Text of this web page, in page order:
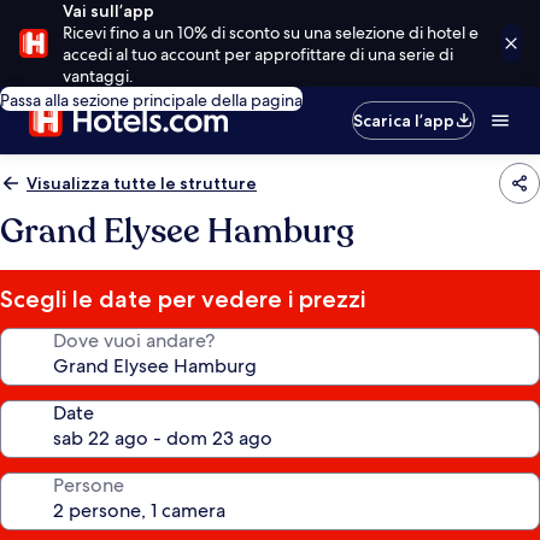
Vai sull’app
Ricevi fino a un 10% di sconto su una selezione di hotel e
accedi al tuo account per approfittare di una serie di
vantaggi.
Passa alla sezione principale della pagina
Scarica l’app
Visualizza tutte le strutture
Grand Elysee Hamburg
Scegli le date per vedere i prezzi
Dove vuoi andare?
Date
Persone